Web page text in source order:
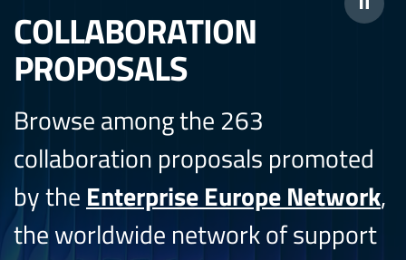
COLLABORATION
PROPOSALS
Browse among the 263
collaboration proposals promoted
by the Enterprise Europe Network,
the worldwide network of support